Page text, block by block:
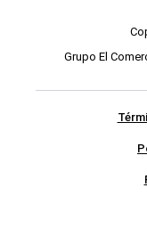
Grupo El